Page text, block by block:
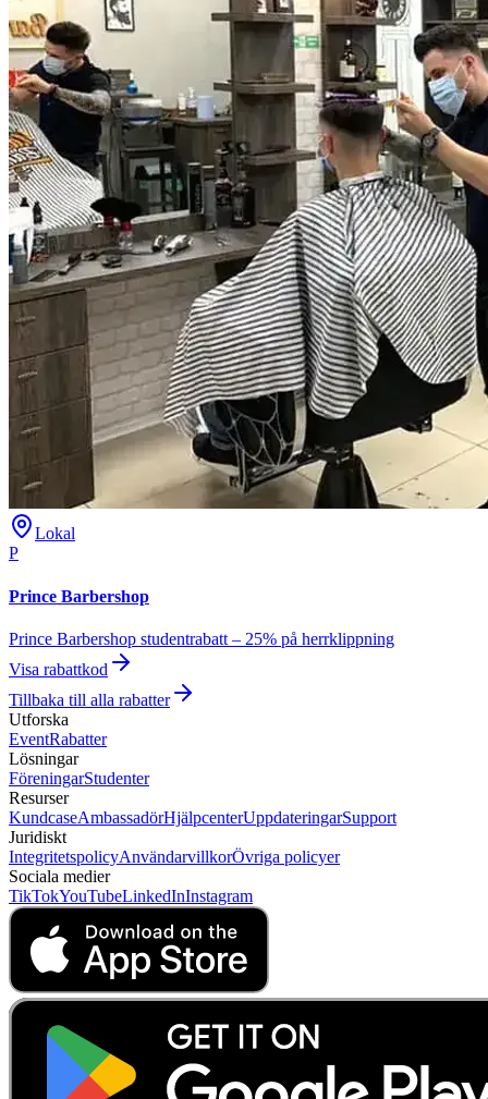
Lokal
P
Prince Barbershop
Prince Barbershop studentrabatt – 25% på herrklippning
Visa rabattkod
Tillbaka till alla rabatter
Utforska
EventRabatter
Lösningar
FöreningarStudenter
Resurser
KundcaseAmbassadörHjälpcenterUppdateringarSupport
Juridiskt
IntegritetspolicyAnvändarvillkorÖvriga policyer
Sociala medier
TikTokYouTubeLinkedInInstagram